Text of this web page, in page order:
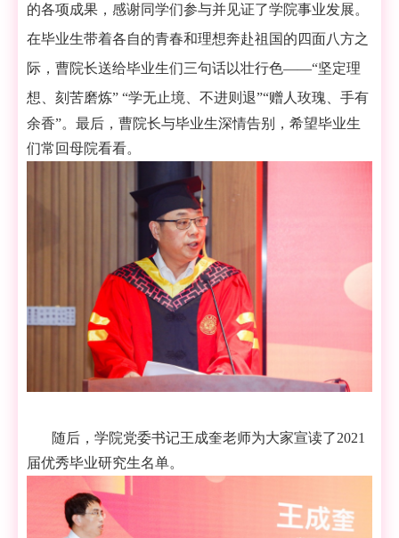
的各项成果，感谢同学们参与并见证了学院事业发展。
在毕业生带着各自的青春和理想奔赴祖国的四面八方之
际，曹院长送给毕业生们三句话以壮行色——“坚定理
想、刻苦磨炼” “学无止境、不进则退”“赠人玫瑰、手有
余香”。最后，曹院长与毕业生深情告别，希望毕业生
们常回母院看看。
随后，学院党委书记王成奎老师为大家宣读了2021
届优秀毕业研究生名单。